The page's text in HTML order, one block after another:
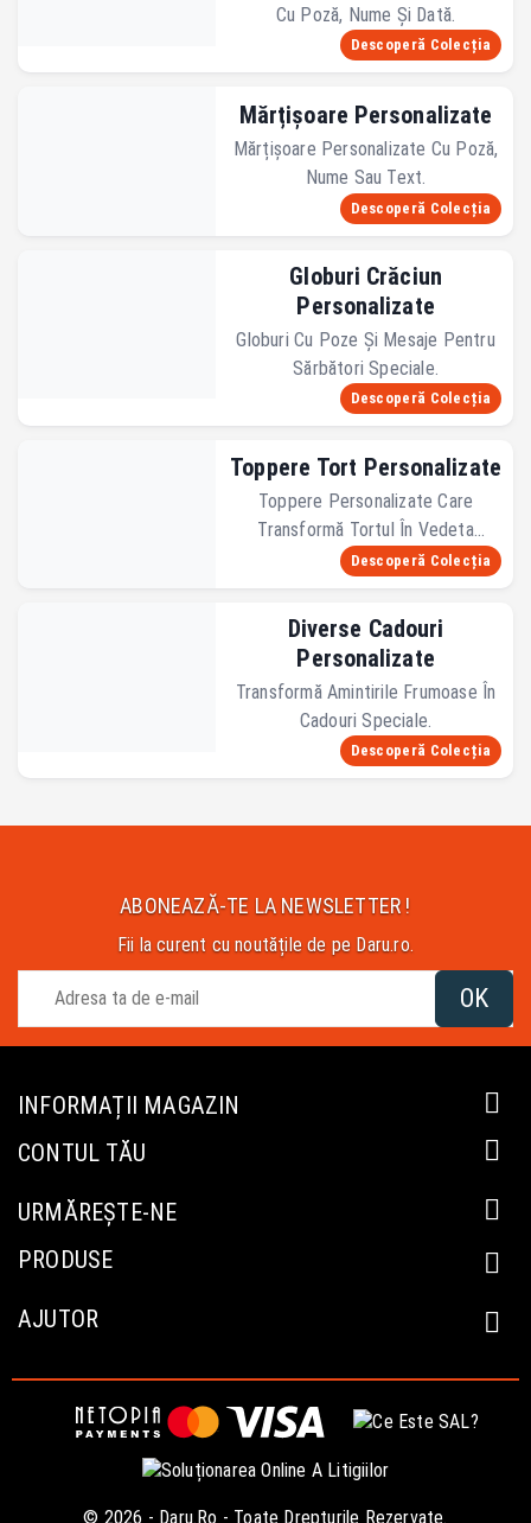
Cu Poză, Nume Și Dată.
Descoperă Colecția
Mărțișoare Personalizate
Mărțișoare Personalizate Cu Poză,
Nume Sau Text.
Descoperă Colecția
Globuri Crăciun
Personalizate
Globuri Cu Poze Și Mesaje Pentru
Sărbători Speciale.
Descoperă Colecția
Toppere Tort Personalizate
Toppere Personalizate Care
Transformă Tortul În Vedeta
Petrecerii.
Descoperă Colecția
Diverse Cadouri
Personalizate
Transformă Amintirile Frumoase În
Cadouri Speciale.
Descoperă Colecția
ABONEAZĂ-TE LA NEWSLETTER !
Fii la curent cu noutățile de pe Daru.ro.
INFORMAȚII MAGAZIN 
CONTUL TĂU 
URMĂREȘTE-NE 
PRODUSE 
AJUTOR 
© 2026 - Daru.ro - Toate Drepturile Rezervate.